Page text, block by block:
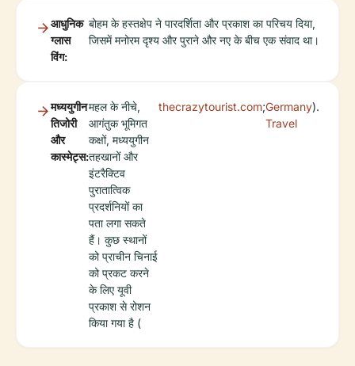
आधुनिक
ग्लास
विंग:
बोहम के हस्तक्षेप ने पारदर्शिता और प्रकाश का परिचय दिया,
जिसमें मनोरम दृश्य और पुराने और नए के बीच एक संवाद था।
मध्ययुगीन
तिजोरी
और
कास्मेट्स:
महल के नीचे,
आगंतुक भूमिगत
कक्षों, मध्ययुगीन
तहखानों और
इंटरैक्टिव
पुरातात्विक
प्रदर्शनियों का
पता लगा सकते
हैं। कुछ स्थानों
को प्राचीन चिनाई
को प्रकट करने
के लिए यूवी
प्रकाश से रोशन
किया गया है (
thecrazytourist.com;Germany
Travel
).